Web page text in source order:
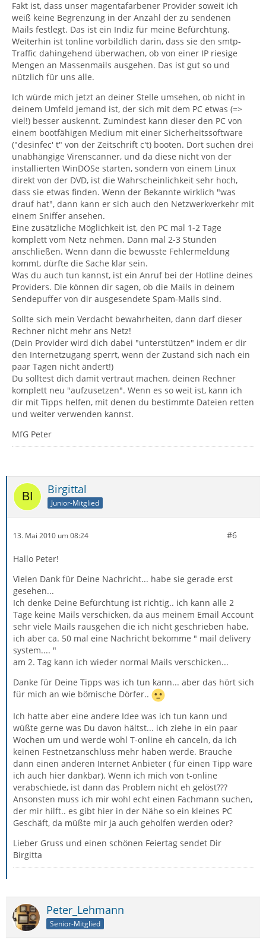
Fakt ist, dass unser magentafarbener Provider soweit ich
weiß keine Begrenzung in der Anzahl der zu sendenen
Mails festlegt. Das ist ein Indiz für meine Befürchtung.
Weiterhin ist tonline vorbildlich darin, dass sie den smtp-
Traffic dahingehend überwachen, ob von einer IP riesige
Mengen an Massenmails ausgehen. Das ist gut so und
nützlich für uns alle.
Ich würde mich jetzt an deiner Stelle umsehen, ob nicht in
deinem Umfeld jemand ist, der sich mit dem PC etwas (=>
viel!) besser auskennt. Zumindest kann dieser den PC von
einem bootfähigen Medium mit einer Sicherheitssoftware
("desinfec' t" von der Zeitschrift c't) booten. Dort suchen drei
unabhängige Virenscanner, und da diese nicht von der
installierten WinDOSe starten, sondern von einem Linux
direkt von der DVD, ist die Wahrscheinlichkeit sehr hoch,
dass sie etwas finden. Wenn der Bekannte wirklich "was
drauf hat", dann kann er sich auch den Netzwerkverkehr mit
einem Sniffer ansehen.
Eine zusätzliche Möglichkeit ist, den PC mal 1-2 Tage
komplett vom Netz nehmen. Dann mal 2-3 Stunden
anschließen. Wenn dann die bewusste Fehlermeldung
kommt, dürfte die Sache klar sein.
Was du auch tun kannst, ist ein Anruf bei der Hotline deines
Providers. Die können dir sagen, ob die Mails in deinem
Sendepuffer von dir ausgesendete Spam-Mails sind.
Sollte sich mein Verdacht bewahrheiten, dann darf dieser
Rechner nicht mehr ans Netz!
(Dein Provider wird dich dabei "unterstützen" indem er dir
den Internetzugang sperrt, wenn der Zustand sich nach ein
paar Tagen nicht ändert!)
Du solltest dich damit vertraut machen, deinen Rechner
komplett neu "aufzusetzen". Wenn es so weit ist, kann ich
dir mit Tipps helfen, mit denen du bestimmte Dateien retten
und weiter verwenden kannst.
MfG Peter
Birgittal
Junior-Mitglied
13. Mai 2010 um 08:24 #6
Hallo Peter!
Vielen Dank für Deine Nachricht... habe sie gerade erst
gesehen...
Ich denke Deine Befürchtung ist richtig.. ich kann alle 2
Tage keine Mails verschicken, da aus meinem Email Account
sehr viele Mails rausgehen die ich nicht geschrieben habe,
ich aber ca. 50 mal eine Nachricht bekomme " mail delivery
system.... "
am 2. Tag kann ich wieder normal Mails verschicken...
Danke für Deine Tipps was ich tun kann... aber das hört sich
für mich an wie bömische Dörfer..
Ich hatte aber eine andere Idee was ich tun kann und
wüßte gerne was Du davon hältst... ich ziehe in ein paar
Wochen um und werde wohl T-online eh canceln, da ich
keinen Festnetzanschluss mehr haben werde. Brauche
dann einen anderen Internet Anbieter ( für einen Tipp wäre
ich auch hier dankbar). Wenn ich mich von t-online
verabschiede, ist dann das Problem nicht eh gelöst???
Ansonsten muss ich mir wohl echt einen Fachmann suchen,
der mir hilft.. es gibt hier in der Nähe so ein kleines PC
Geschäft, da müßte mir ja auch geholfen werden oder?
Lieber Gruss und einen schönen Feiertag sendet Dir
Birgitta
Peter_Lehmann
Senior-Mitglied